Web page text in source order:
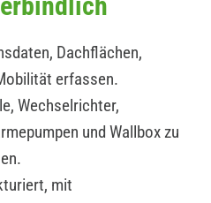
Dachflächen,
erfassen.
Wechselrichter,
und Wallbox zu
mit